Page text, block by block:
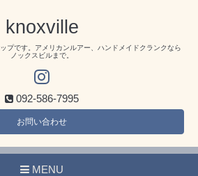
knoxville
プです。アメリカンルアー、ハンドメイドクランクなら
ノックスビルまで。
092-586-7995
お問い合わせ
MENU